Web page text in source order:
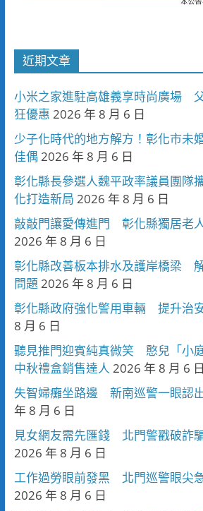
近期文章
小米之家進駐高雄義享時尚廣場
狂優惠 2026 年 8 月 6 日
少子化時代的地方解方！彰化市未
佳偶 2026 年 8 月 6 日
彰化縣長參選人魏平政率議員團
化打造新局 2026 年 8 月 6 日
敲敲門讓愛傳進門 彰化縣獨居老
2026 年 8 月 6 日
彰化縣改善板本排水及護岸橋梁
問題 2026 年 8 月 6 日
彰化縣政府強化警用車輛 提升治
8 月 6 日
聽見推門迎賓純真微笑 憨兒「小
中秋禮盒銷售達人 2026 年 8 月 6 日
失智婦癱坐路邊 新南巡警一眼認
年 8 月 6 日
見女網友需先匯錢 北門警戳破詐
2026 年 8 月 6 日
工作過勞眼前發黑 北門巡警眼尖
2026 年 8 月 6 日